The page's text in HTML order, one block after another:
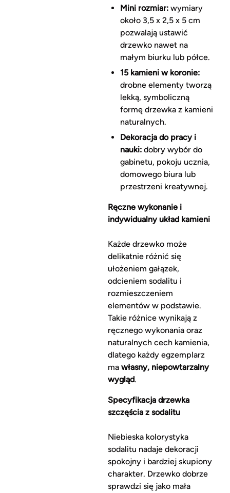
Mini rozmiar:wymiary
około 3,5 x 2,5 x 5 cm
pozwalają ustawić
drzewko nawet na
małym biurku lub półce.
15 kamieni w koronie:
drobne elementy tworzą
lekką, symboliczną
formę drzewka z kamieni
naturalnych.
Dekoracja do pracy i
nauki:dobry wybór do
gabinetu, pokoju ucznia,
domowego biura lub
przestrzeni kreatywnej.
Ręczne wykonanie i
indywidualny układ kamieni
Każde drzewko może
delikatnie różnić się
ułożeniem gałązek,
odcieniem sodalitu i
rozmieszczeniem
elementów w podstawie.
Takie różnice wynikają z
ręcznego wykonania oraz
naturalnych cech kamienia,
dlatego każdy egzemplarz
ma własny, niepowtarzalny
wygląd.
Specyfikacja drzewka
szczęścia z sodalitu
Niebieska kolorystyka
sodalitu nadaje dekoracji
spokojny i bardziej skupiony
charakter. Drzewko dobrze
sprawdzi się jako mała